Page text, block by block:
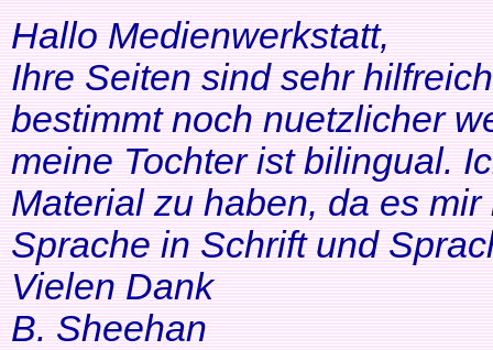
Hallo Medienwerkstatt,
Ihre Seiten sind sehr
bestimmt noch nuetzlicher
meine Tochter ist bilingual.
Material zu haben, da es
Sprache in Schrift und
Vielen Dank
B. Sheehan